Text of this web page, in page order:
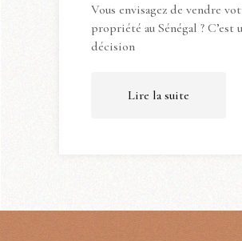
Vous envisagez de vendre
propriété au Sénégal ? C’est
décision
Lire la suite